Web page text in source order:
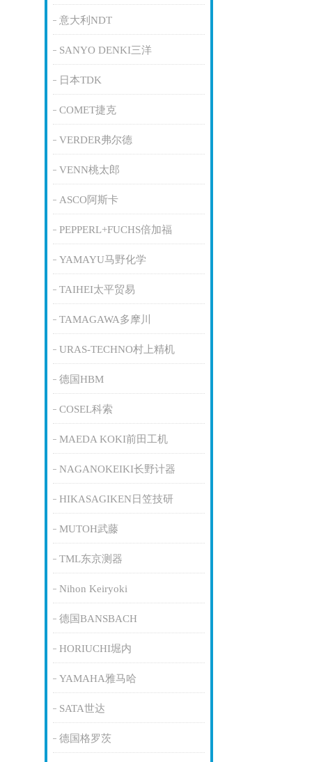
意大利NDT
SANYO DENKI三洋
日本TDK
COMET捷克
VERDER弗尔德
VENN桃太郎
ASCO阿斯卡
PEPPERL+FUCHS倍加福
YAMAYU马野化学
TAIHEI太平贸易
TAMAGAWA多摩川
URAS-TECHNO村上精机
德国HBM
COSEL科索
MAEDA KOKI前田工机
NAGANOKEIKI长野计器
HIKASAGIKEN日笠技研
MUTOH武藤
TML东京测器
Nihon Keiryoki
德国BANSBACH
HORIUCHI堀内
YAMAHA雅马哈
SATA世达
德国格罗茨